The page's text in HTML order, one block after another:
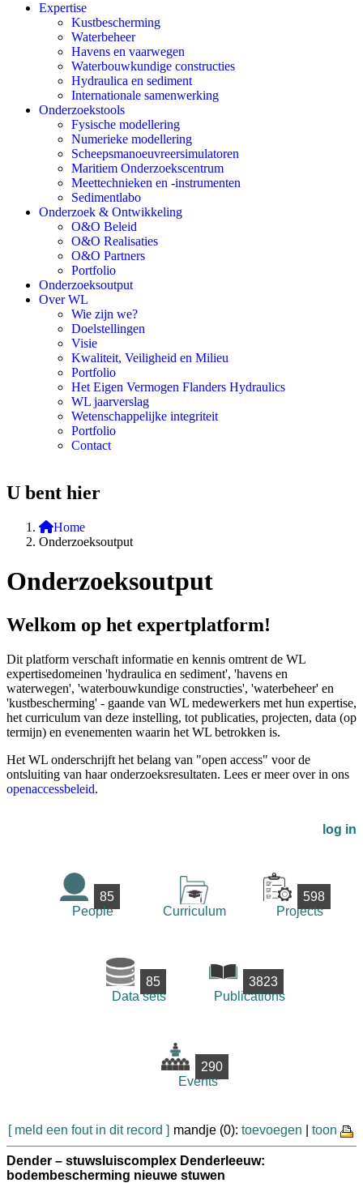
Expertise
Kustbescherming
Waterbeheer
Havens en vaarwegen
Waterbouwkundige constructies
Hydraulica en sediment
Internationale samenwerking
Onderzoekstools
Fysische modellering
Numerieke modellering
Scheepsmanoeuvreersimulatoren
Maritiem Onderzoekscentrum
Meettechnieken en -instrumenten
Sedimentlabo
Onderzoek & Ontwikkeling
O&O Beleid
O&O Realisaties
O&O Partners
Portfolio
Onderzoeksoutput
Over WL
Wie zijn we?
Doelstellingen
Visie
Kwaliteit, Veiligheid en Milieu
Portfolio
Het Eigen Vermogen Flanders Hydraulics
WL jaarverslag
Wetenschappelijke integriteit
Portfolio
Contact
U bent hier
Home
Onderzoeksoutput
Onderzoeksoutput
Welkom op het expertplatform!
Dit platform verschaft informatie en kennis omtrent de WL
expertisedomeinen 'hydraulica en sediment', 'havens en
waterwegen', 'waterbouwkundige constructies', 'waterbeheer' en
'kustbescherming' - gaande van WL medewerkers met hun expertise,
het curriculum van deze instelling, tot publicaties, projecten, data (op
termijn) en evenementen waarin het WL betrokken is.
Het WL onderschrijft het belang van "open access" voor de
ontsluiting van haar onderzoeksresultaten. Lees er meer over in ons
openaccessbeleid.
log in
85
People
Curriculum
598
Projects
85
Data sets
3823
Publications
290
Events
[ meld een fout in dit record ] mandje (0): toevoegen toon
Dender – stuwsluiscomplex Denderleeuw:
bodembescherming nieuwe stuwen